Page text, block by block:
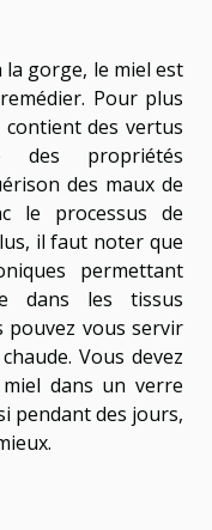
la gorge, le miel est
Pour plus
contient des vertus
des propriétés
des maux de
le processus de
il faut noter que
permettant
dans les tissus
pouvez vous servir
Vous devez
dans un verre
pendant des jours,